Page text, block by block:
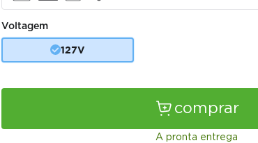
Voltagem
127V
comprar
A pronta entrega